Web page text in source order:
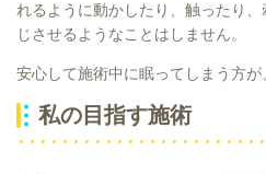
れるように動かしたり、触ったり
じさせるようなことはしません。
安心して施術中に眠ってしまう方が
私の目指す施術